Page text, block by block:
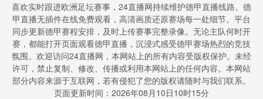
喜欢实时跟进欧洲足坛赛事，24直播网持续维护德甲直播线路。德
甲直播无插件在线免费观看，高清画质还原赛场每一处细节。平台
同步更新德甲赛程安排，及时上传赛事完整录像。无论主队何时开
赛，都能打开页面观看德甲直播，沉浸式感受德甲赛场热烈的竞技
氛围。欢迎访问24直播网，本网站上的所有内容受版权保护。未经
许可，禁止复制、修改、传播或利用本网站上的任何内容。本网站
部分内容来源于互联网，若有侵犯了您的版权请随时与我们联系。
页面更新时间：2026年08月10日10时15分